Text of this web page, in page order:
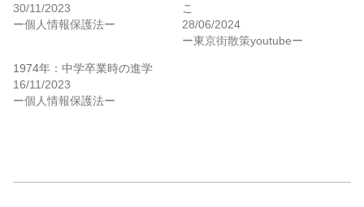
30/11/2023
ー個人情報保護法ー
こ
28/06/2024
ー東京街散策youtubeー
1974年：中学卒業時の進学
16/11/2023
ー個人情報保護法ー